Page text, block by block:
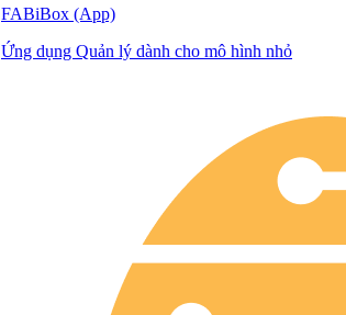
FABiBox (App)
Ứng dụng Quản lý dành cho mô hình nhỏ